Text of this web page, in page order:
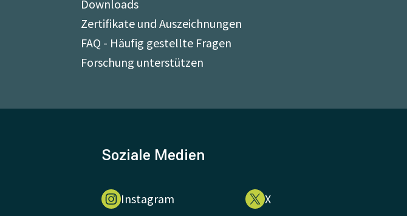
Downloads
Zertifikate und Auszeichnungen
FAQ - Häufig gestellte Fragen
Forschung unterstützen
Soziale Medien
Instagram X